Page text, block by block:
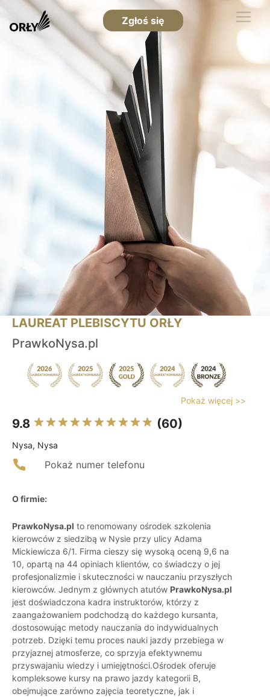
Zgłoś się
LAUREAT PLEBISCYTU ORŁY
PrawkoNysa.pl
Pokaż więcej >>
9.8 (60)
Nysa, Nysa
Pokaż numer telefonu
O firmie:
PrawkoNysa.pl to renomowany ośrodek szkolenia
kierowców z siedzibą w Nysie przy ulicy Adama
Mickiewicza 6/1. Firma cieszy się wysoką oceną 9,6 na
10, opartą na 44 opiniach klientów, co świadczy o jej
profesjonalizmie i skuteczności w nauczaniu przyszłych
kierowców. Jednym z głównych atutów PrawkoNysa.pl
jest doświadczona kadra instruktorów, którzy z
zaangażowaniem podchodzą do każdego kursanta,
dostosowując metody nauczania do indywidualnych
potrzeb. Dzięki temu proces nauki jazdy przebiega w
przyjaznej atmosferze, co sprzyja efektywnemu
przyswajaniu wiedzy i umiejętności.Ośrodek oferuje
kompleksowe kursy na prawo jazdy kategorii B,
obejmujące zarówno zajęcia teoretyczne, jak i